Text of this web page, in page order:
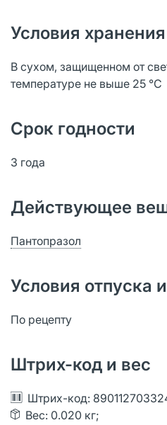
Условия хранения
В сухом, защищенном от
температуре не выше 25 °C
Срок годности
3 года
Действующее
Пантопразол
Условия отпуска
По рецепту
Штрих-код и вес
Штрих-код:
Вес: 0.020 кг;